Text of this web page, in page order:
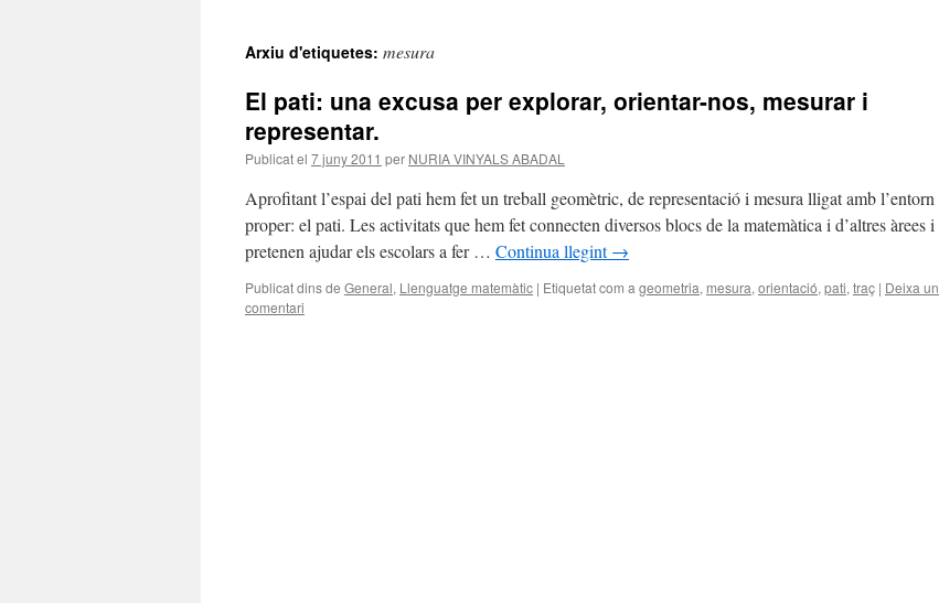
contingut
Arxiu d'etiquetes: mesura
El pati: una excusa per explorar, orientar-nos, mesurar i
representar.
Publicat el 7 juny 2011 per NURIA VINYALS ABADAL
Aprofitant l’espai del pati hem fet un treball geomètric, de representació i mesura lligat amb l’entorn
proper: el pati. Les activitats que hem fet connecten diversos blocs de la matemàtica i d’altres àrees i
pretenen ajudar els escolars a fer … Continua llegint→
Publicat dins de General, Llenguatge matemàtic | Etiquetat com a geometria, mesura, orientació, pati, traç | Deixa un
comentari